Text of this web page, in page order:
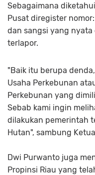
Sebagaimana
Pusat diregister
dan sangsi yang
terlapor.
"Baik itu berupa
Usaha Perkebunan
Perkebunan yang
Sebab kami ingin
dilakukan pemerintah
Hutan", sambung
Dwi Purwanto juga
Propinsi Riau yang